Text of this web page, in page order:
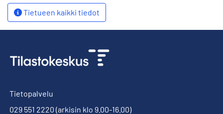
Tietueen kaikki tiedot
Tietopalvelu
029 551 2220 (arkisin klo 9.00-16.00)